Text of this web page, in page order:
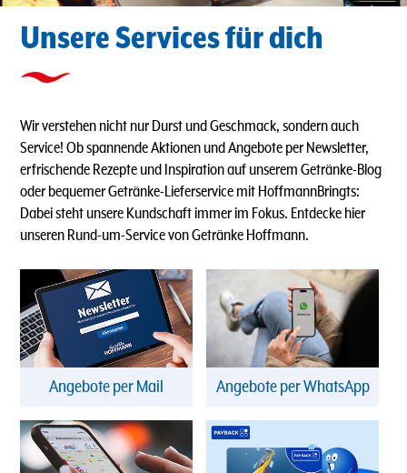
Unsere Services für dich
Wir verstehen nicht nur Durst und Geschmack, sondern auch
Service! Ob spannende Aktionen und Angebote per Newsletter,
erfrischende Rezepte und Inspiration auf unserem Getränke-Blog
oder bequemer Getränke-Lieferservice mit HoffmannBringts:
Dabei steht unsere Kundschaft immer im Fokus. Entdecke hier
unseren Rund-um-Service von Getränke Hoffmann.
Angebote per Mail Angebote per WhatsApp